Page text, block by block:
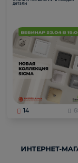
детали
14
ИНТЕРНЕТ-